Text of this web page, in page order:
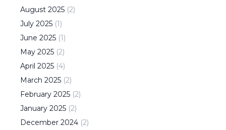
August 2025 (2)
July 2025 (1)
June 2025 (1)
May 2025 (2)
April 2025 (4)
March 2025 (2)
February 2025 (2)
January 2025 (2)
December 2024 (2)